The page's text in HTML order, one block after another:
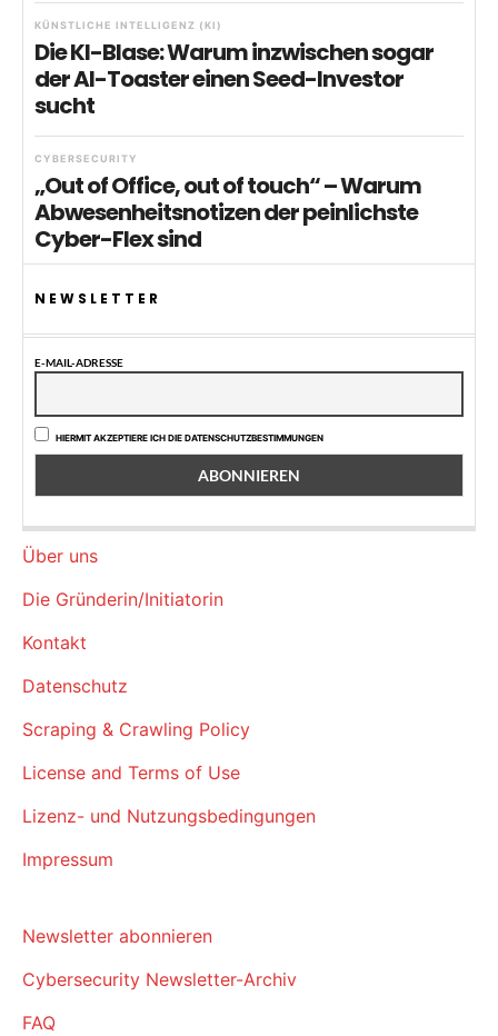
KÜNSTLICHE INTELLIGENZ (KI)
Die KI-Blase: Warum inzwischen sogar
der AI-Toaster einen Seed-Investor
sucht
CYBERSECURITY
„Out of Office, out of touch“ – Warum
Abwesenheitsnotizen der peinlichste
Cyber-Flex sind
NEWSLETTER
E-MAIL-ADRESSE
HIERMIT AKZEPTIERE ICH DIE DATENSCHUTZBESTIMMUNGEN
Über uns
Die Gründerin/Initiatorin
Kontakt
Datenschutz
Scraping & Crawling Policy
License and Terms of Use
Lizenz- und Nutzungsbedingungen
Impressum
Newsletter abonnieren
Cybersecurity Newsletter-Archiv
FAQ